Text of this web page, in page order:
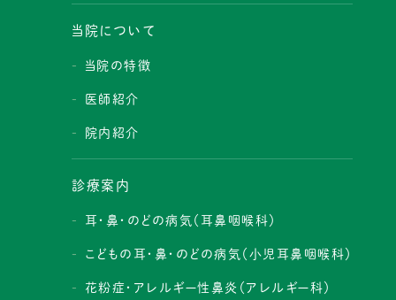
当院について
当院の特徴
医師紹介
院内紹介
診療案内
耳・鼻・のどの病気（耳鼻咽喉科）
こどもの耳・鼻・のどの病気（小児耳鼻咽喉科）
花粉症・アレルギー性鼻炎（アレルギー科）